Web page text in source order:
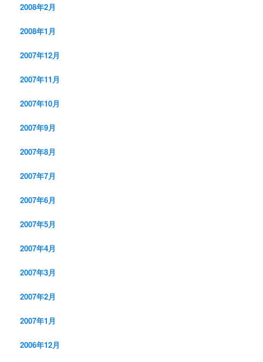
2008年2月
2008年1月
2007年12月
2007年11月
2007年10月
2007年9月
2007年8月
2007年7月
2007年6月
2007年5月
2007年4月
2007年3月
2007年2月
2007年1月
2006年12月